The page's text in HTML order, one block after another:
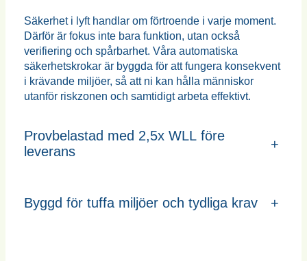
Säkerhet i lyft handlar om förtroende i varje moment.
Därför är fokus inte bara funktion, utan också
verifiering och spårbarhet. Våra automatiska
säkerhetskrokar är byggda för att fungera konsekvent
i krävande miljöer, så att ni kan hålla människor
utanför riskzonen och samtidigt arbeta effektivt.
Provbelastad med 2,5x WLL före
leverans
+
Byggd för tuffa miljöer och tydliga krav +